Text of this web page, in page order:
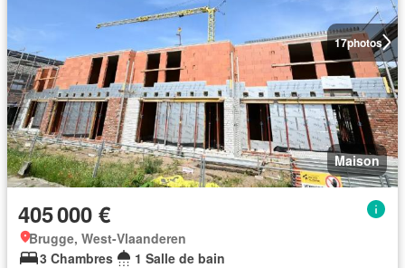
17photos
Maison
405 000 €
Brugge, West-Vlaanderen
3 Chambres
1 Salle de bain